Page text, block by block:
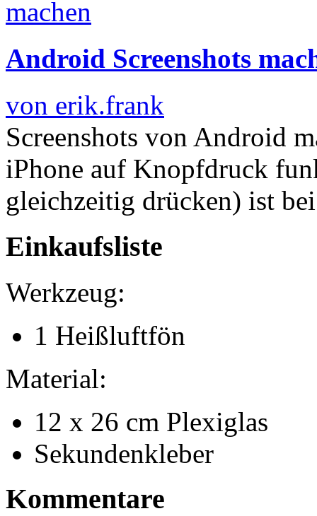
Android Screenshots
von erik.frank
Screenshots von Android
iPhone auf Knopfdruck
gleichzeitig drücken) ist
Einkaufsliste
Werkzeug:
1 Heißluftfön
Material:
12 x 26 cm Plexiglas
Sekundenkleber
Kommentare